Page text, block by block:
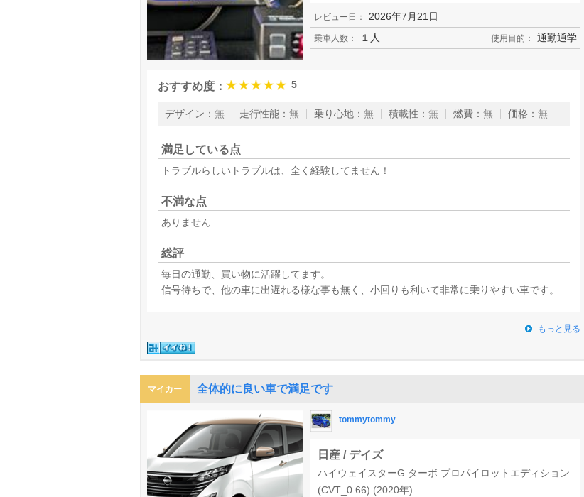
レビュー日： 2026年7月21日
乗車人数： １人 使用目的： 通勤通学
おすすめ度： 5
デザイン ： 無 走行性能 ： 無 乗り心地 ： 無 積載性 ： 無 燃費 ： 無 価格 ： 無
満足している点
トラブルらしいトラブルは、全く経験してません！
不満な点
ありません
総評
毎日の通勤、買い物に活躍してます。
信号待ちで、他の車に出遅れる様な事も無く、小回りも利いて非常に乗りやすい車です。
もっと見る
マイカー 全体的に良い車で満足です
tommytommy
日産 / デイズ
ハイウェイスターG ターボ プロパイロットエディション
(CVT_0.66) (2020年)